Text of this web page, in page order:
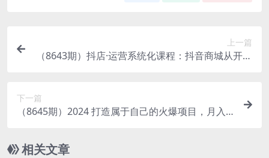
上一篇
（8643期）抖店·运营系统化课程：抖音商城从开店
下一篇
（8645期）2024 打造属于自己的火爆项目，月入
相关文章